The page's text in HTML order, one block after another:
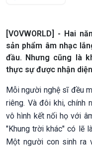
[VOVWORLD] - Hai
sản phẩm âm nhạc
đầu. Nhưng cũng là
thực sự được nhận
Mỗi người nghệ sĩ đều
riêng. Và đôi khi, chính
vô hình kết nối họ với
"Khung trời khác" có lẽ
Một người con sinh ra